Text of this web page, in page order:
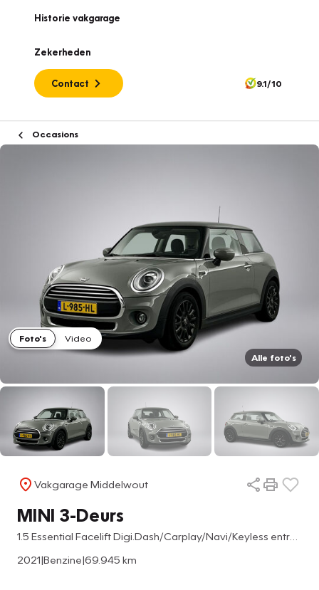
Historie vakgarage
Zekerheden
Contact 9.1/10
Occasions
Foto's
Video
Alle foto's
Vakgarage Middelwout
MINI 3-Deurs
2021|Benzine|69.945 km